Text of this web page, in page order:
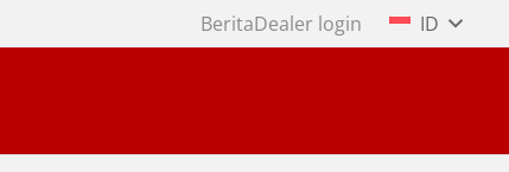
BeritaDealer login ID